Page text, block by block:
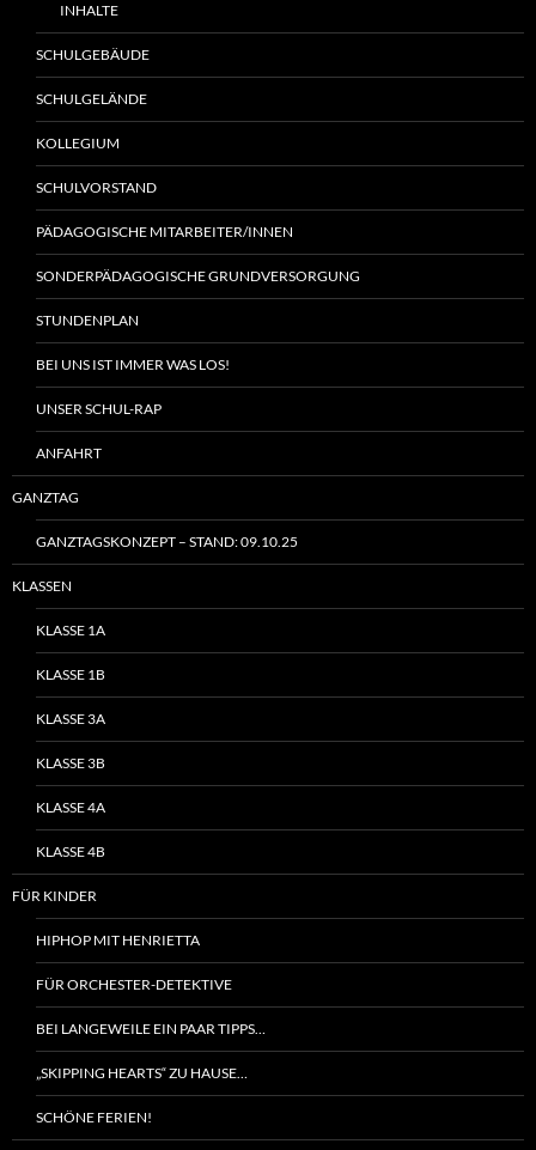
INHALTE
SCHULGEBÄUDE
SCHULGELÄNDE
KOLLEGIUM
SCHULVORSTAND
PÄDAGOGISCHE MITARBEITER/INNEN
SONDERPÄDAGOGISCHE GRUNDVERSORGUNG
STUNDENPLAN
BEI UNS IST IMMER WAS LOS!
UNSER SCHUL-RAP
ANFAHRT
GANZTAG
GANZTAGSKONZEPT – STAND: 09.10.25
KLASSEN
KLASSE 1A
KLASSE 1B
KLASSE 3A
KLASSE 3B
KLASSE 4A
KLASSE 4B
FÜR KINDER
HIPHOP MIT HENRIETTA
FÜR ORCHESTER-DETEKTIVE
BEI LANGEWEILE EIN PAAR TIPPS…
„SKIPPING HEARTS“ ZU HAUSE…
SCHÖNE FERIEN!